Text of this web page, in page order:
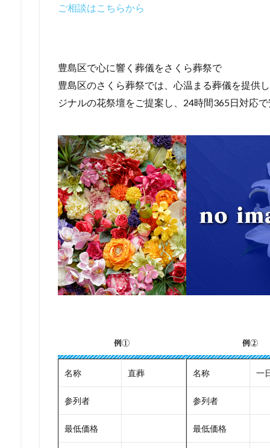
ご相談はこちらから
豊島区で心に響く葬儀をさくら葬祭で
豊島区のさくら葬祭では、心温まる葬儀を提供
ジナルの花祭壇をご提案し、24時間365日対応
例①
名称 直葬
参列者
最低価格
例②
名称 一
参列者
最低価格